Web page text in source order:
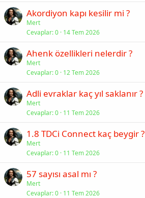
Akordiyon kapı kesilir mi ?
Mert
Cevaplar 0 14 Tem 2026
Ahenk özellikleri nelerdir ?
Mert
Cevaplar 0 12 Tem 2026
Adli evraklar kaç yıl saklanır ?
Mert
Cevaplar 0 11 Tem 2026
1.8 TDCi Connect kaç beygir ?
Mert
Cevaplar 0 11 Tem 2026
57 sayısı asal mı ?
Mert
Cevaplar 0 11 Tem 2026